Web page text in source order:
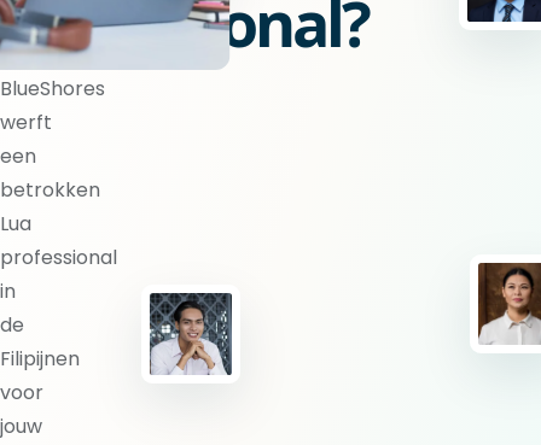
professional?
BlueShores
werft
een
betrokken
Lua
professional
in
de
Filipijnen
voor
jouw